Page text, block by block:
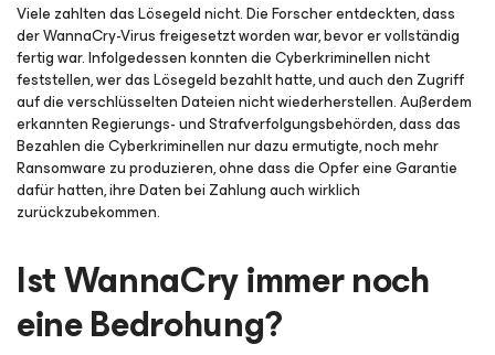
Viele zahlten das Lösegeld nicht. Die Forscher entdeckten, dass
der WannaCry-Virus freigesetzt worden war, bevor er vollständig
fertig war. Infolgedessen konnten die Cyberkriminellen nicht
feststellen, wer das Lösegeld bezahlt hatte, und auch den Zugriff
auf die verschlüsselten Dateien nicht wiederherstellen. Außerdem
erkannten Regierungs- und Strafverfolgungsbehörden, dass das
Bezahlen die Cyberkriminellen nur dazu ermutigte, noch mehr
Ransomware zu produzieren, ohne dass die Opfer eine Garantie
dafür hatten, ihre Daten bei Zahlung auch wirklich
zurückzubekommen.
Ist WannaCry immer noch
eine Bedrohung?